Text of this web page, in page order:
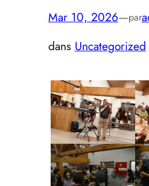
Mar 10, 2026—par
dans Uncategorized